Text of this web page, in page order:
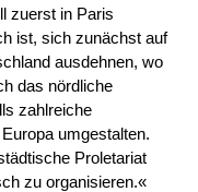
zuerst in Paris
ist, sich zunächst auf
ausdehnen, wo
das nördliche
zahlreiche
umgestalten.
Proletariat
zu organisieren.«